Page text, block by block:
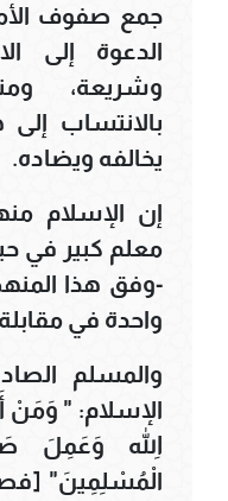
جمع صفوف
الدعوة إلى
وشريعة،
بالانتساب
يخالفه ويضاده.
إن الإسلام
معلم كبير في
-وفق هذا
واحدة في
والمسلم
الإسلام: " وَمَنْ
اللهِ وَعَمِلَ